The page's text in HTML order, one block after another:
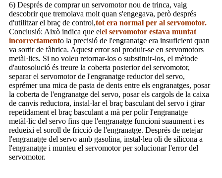
6) Després de comprar un servomotor nou de trinca, vaig
descobrir que tremolava molt quan s'engegava, però després
d'utilitzar el braç de control,tot era normal per al servomotor.
Conclusió: Això indica que elel servomotor estava muntat
incorrectamento la precisió de l'engranatge era insuficient quan
va sortir de fàbrica. Aquest error sol produir-se en servomotors
metàl·lics. Si no voleu retornar-los o substituir-los, el mètode
d'autosolució és treure la coberta posterior del servomotor,
separar el servomotor de l'engranatge reductor del servo,
esprémer una mica de pasta de dents entre els engranatges, posar
la coberta de l'engranatge del servo, posar els cargols de la caixa
de canvis reductora, instal·lar el braç basculant del servo i girar
repetidament el braç basculant a mà per polir l'engranatge
metàl·lic del servo fins que l'engranatge funcioni suaument i es
redueixi el soroll de fricció de l'engranatge. Després de netejar
l'engranatge del servo amb gasolina, instal·leu oli de silicona a
l'engranatge i munteu el servomotor per solucionar l'error del
servomotor.